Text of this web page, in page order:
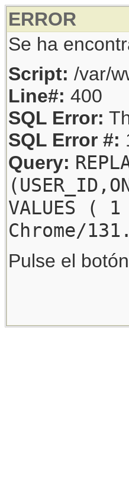
ERROR
Se ha
Script: /var/
Line#: 400
SQL Error:
SQL Error #:
Query:
VALUES
Chrome/
Pulse el